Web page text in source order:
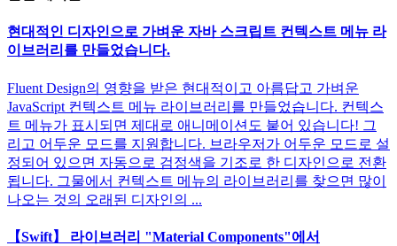
현대적인 디자인으로 가벼운 자바 스크립트 컨텍스트 메뉴 라
이브러리를 만들었습니다.
Fluent Design의 영향을 받은 현대적이고 아름답고 가벼운
JavaScript 컨텍스트 메뉴 라이브러리를 만들었습니다. 컨텍스
트 메뉴가 표시되면 제대로 애니메이션도 붙어 있습니다! 그
리고 어두운 모드를 지원합니다. 브라우저가 어두운 모드로 설
정되어 있으면 자동으로 검정색을 기조로 한 디자인으로 전환
됩니다. 그물에서 컨텍스트 메뉴의 라이브러리를 찾으면 많이
나오는 것의 오래된 디자인의 ...
【Swift】 라이브러리 "Material Components"에서